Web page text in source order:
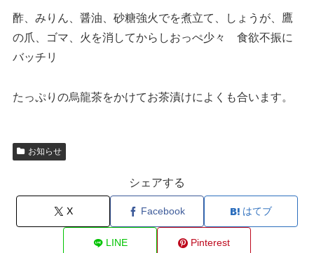
酢、みりん、醤油、砂糖強火でを煮立て、しょうが、鷹
の爪、ゴマ、火を消してからしおっぺ少々 食欲不振に
バッチリ
たっぷりの烏龍茶をかけてお茶漬けによくも合います。
お知らせ
シェアする
X Facebook はてブ
LINE Pinterest